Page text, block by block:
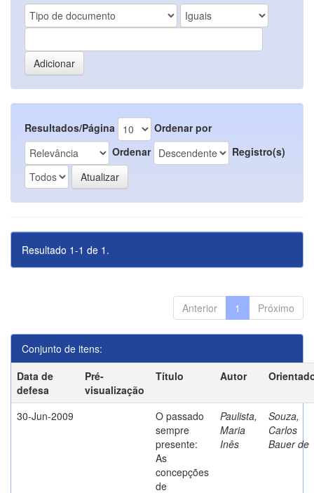
Resultados/Página
Ordenar por
Ordenar
Registro(s)
Resultado 1-1 de 1.
Anterior 1 Próximo
Conjunto de itens:
Data de
defesa
Pré-
visualização
Título Autor
30-Jun-2009
O passado
sempre
presente:
As
concepções
de
Paulista,
Maria
Inês
Souza,
Carlos
Bauer de